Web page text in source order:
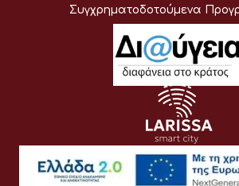
Συγχρηματοδοτούμενα